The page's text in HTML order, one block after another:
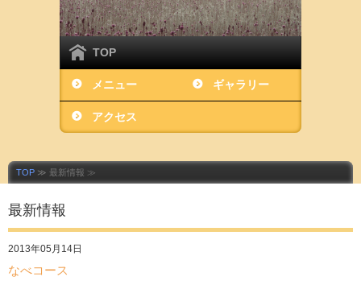
TOP
メニュー ギャラリー
アクセス
TOP ≫ 最新情報 ≫
最新情報
2013年05月14日
なべコース